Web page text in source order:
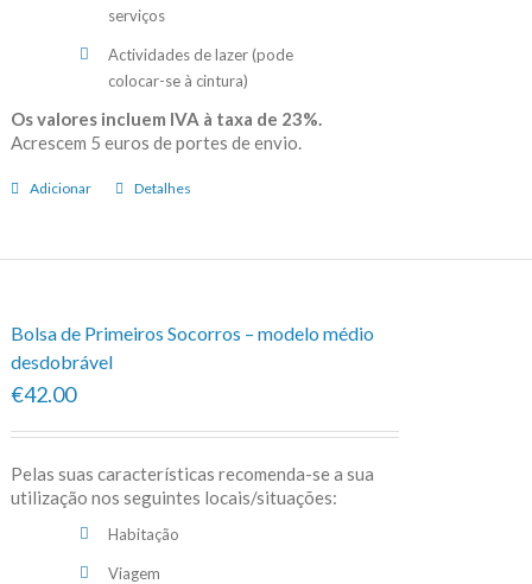
serviços
Actividades de lazer (pode
colocar-se à cintura)
Os valores incluem IVA à taxa de 23%.
Acrescem 5 euros de portes de envio.
Adicionar Detalhes
Bolsa de Primeiros Socorros – modelo médio
desdobrável
€42.00
Pelas suas características recomenda-se a sua
utilização nos seguintes locais/situações:
Habitação
Viagem